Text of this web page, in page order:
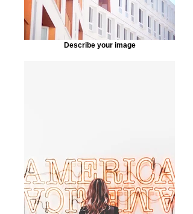
Describe your image